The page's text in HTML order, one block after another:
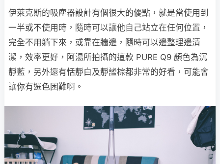
伊萊克斯的吸塵器設計有個很大的優點，就是當使用到
一半或不使用時，隨時可以讓他自己站立在任何位置，
完全不用躺下來，或靠在牆邊，隨時可以邊整理邊清
潔，效率更好，阿湯所拍攝的這款 PURE Q9 顏色為沉
靜藍，另外還有恬靜白及靜謐棕都非常的好看，可能會
讓你有選色困難啊。